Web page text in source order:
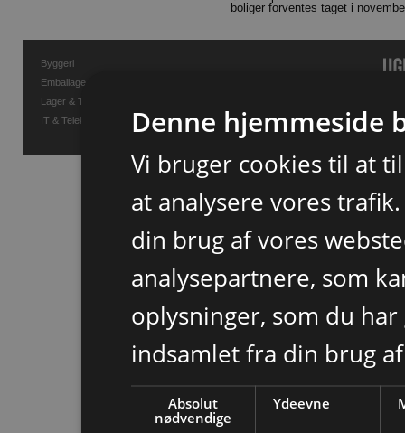
boliger forventes taget i
Byggeri
Emballage
Lager & Transport
IT & TelekommunikationDenne hjemmeside
Vi bruger cookies til at
at analysere vores
din brug af vores
analysepartnere, som
oplysninger, som du
indsamlet fra din brug
Absolut
nødvendige
Ydeevne